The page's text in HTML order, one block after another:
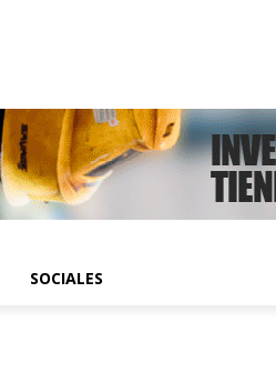
SOCIALES